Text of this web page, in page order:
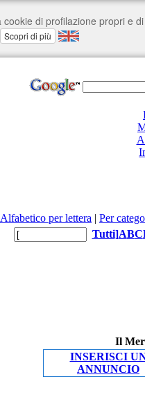
Alfabetico per lettera | Per
Tutti]ABC
Il
INSERISCI
ANNUNCIO